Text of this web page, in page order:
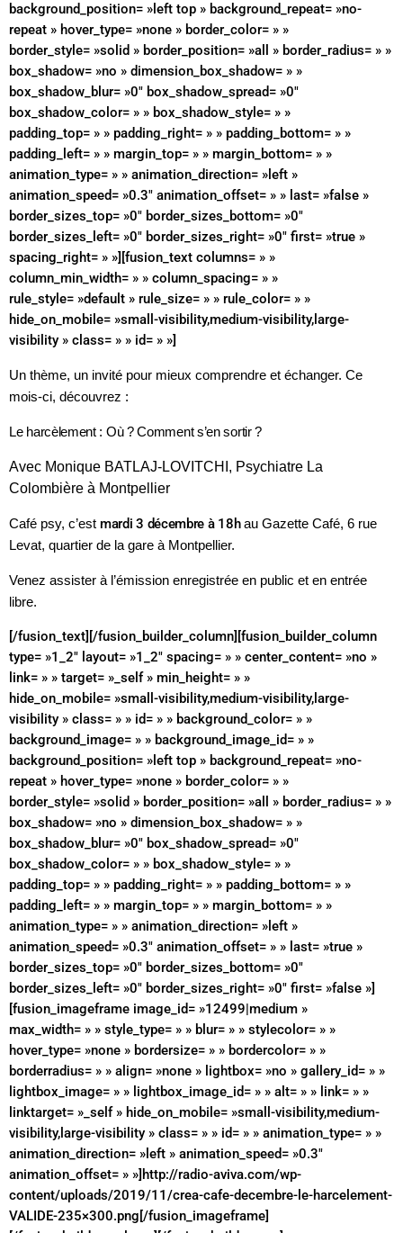
background_position= »left top » background_repeat= »no-
repeat » hover_type= »none » border_color= » »
border_style= »solid » border_position= »all » border_radius= » »
box_shadow= »no » dimension_box_shadow= » »
box_shadow_blur= »0″ box_shadow_spread= »0″
box_shadow_color= » » box_shadow_style= » »
padding_top= » » padding_right= » » padding_bottom= » »
padding_left= » » margin_top= » » margin_bottom= » »
animation_type= » » animation_direction= »left »
animation_speed= »0.3″ animation_offset= » » last= »false »
border_sizes_top= »0″ border_sizes_bottom= »0″
border_sizes_left= »0″ border_sizes_right= »0″ first= »true »
spacing_right= » »][fusion_text columns= » »
column_min_width= » » column_spacing= » »
rule_style= »default » rule_size= » » rule_color= » »
hide_on_mobile= »small-visibility,medium-visibility,large-
visibility » class= » » id= » »]
Un thème, un invité pour mieux comprendre et échanger. Ce
mois-ci, découvrez :
Le harcèlement : Où ? Comment s’en sortir ?
Avec Monique BATLAJ-LOVITCHI, Psychiatre La
Colombière à Montpellier
Café psy, c’est mardi 3 décembre à 18hau Gazette Café, 6 rue
Levat, quartier de la gare à Montpellier.
Venez assister à l’émission enregistrée en public et en entrée
libre.
[/fusion_text][/fusion_builder_column][fusion_builder_column
type= »1_2″ layout= »1_2″ spacing= » » center_content= »no »
link= » » target= »_self » min_height= » »
hide_on_mobile= »small-visibility,medium-visibility,large-
visibility » class= » » id= » » background_color= » »
background_image= » » background_image_id= » »
background_position= »left top » background_repeat= »no-
repeat » hover_type= »none » border_color= » »
border_style= »solid » border_position= »all » border_radius= » »
box_shadow= »no » dimension_box_shadow= » »
box_shadow_blur= »0″ box_shadow_spread= »0″
box_shadow_color= » » box_shadow_style= » »
padding_top= » » padding_right= » » padding_bottom= » »
padding_left= » » margin_top= » » margin_bottom= » »
animation_type= » » animation_direction= »left »
animation_speed= »0.3″ animation_offset= » » last= »true »
border_sizes_top= »0″ border_sizes_bottom= »0″
border_sizes_left= »0″ border_sizes_right= »0″ first= »false »]
[fusion_imageframe image_id= »12499|medium »
max_width= » » style_type= » » blur= » » stylecolor= » »
hover_type= »none » bordersize= » » bordercolor= » »
borderradius= » » align= »none » lightbox= »no » gallery_id= » »
lightbox_image= » » lightbox_image_id= » » alt= » » link= » »
linktarget= »_self » hide_on_mobile= »small-visibility,medium-
visibility,large-visibility » class= » » id= » » animation_type= » »
animation_direction= »left » animation_speed= »0.3″
animation_offset= » »]http://radio-aviva.com/wp-
content/uploads/2019/11/crea-cafe-decembre-le-harcelement-
VALIDE-235×300.png[/fusion_imageframe]